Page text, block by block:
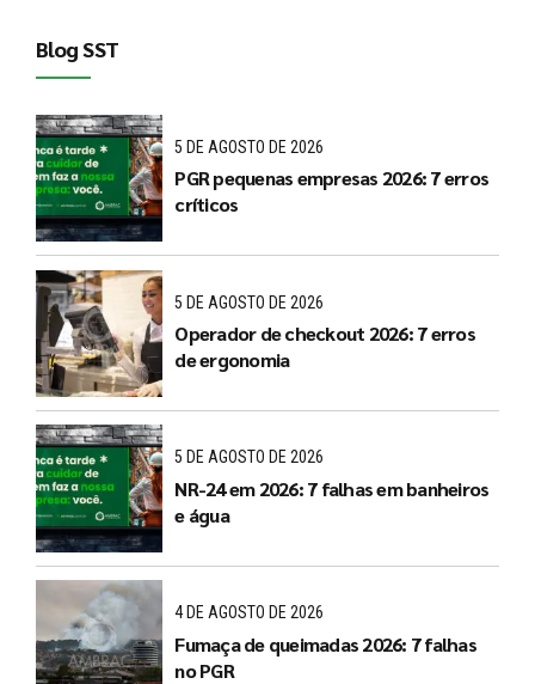
Blog SST
5 DE AGOSTO DE 2026
PGR pequenas empresas 2026: 7 erros
críticos
5 DE AGOSTO DE 2026
Operador de checkout 2026: 7 erros
de ergonomia
5 DE AGOSTO DE 2026
NR-24 em 2026: 7 falhas em banheiros
e água
4 DE AGOSTO DE 2026
Fumaça de queimadas 2026: 7 falhas
no PGR